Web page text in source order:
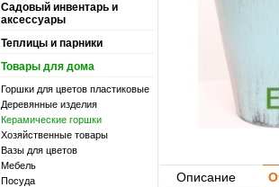
Садовый инвентарь и
аксессуары
Теплицы и парники
Товары для дома
Горшки для цветов пластиковые
Деревянные изделия
Керамические горшки
Хозяйственные товары
Вазы для цветов
Мебель
Посуда
Описание